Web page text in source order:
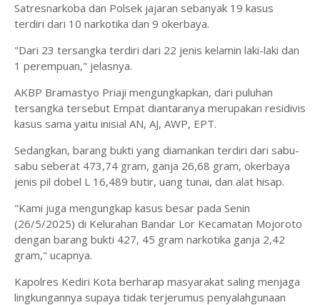
Satresnarkoba dan Polsek jajaran sebanyak 19 kasus
terdiri dari 10 narkotika dan 9 okerbaya.
"Dari 23 tersangka terdiri dari 22 jenis kelamin laki-laki dan
1 perempuan," jelasnya.
AKBP Bramastyo Priaji mengungkapkan, dari puluhan
tersangka tersebut Empat diantaranya merupakan residivis
kasus sama yaitu inisial AN, AJ, AWP, EPT.
Sedangkan, barang bukti yang diamankan terdiri dari sabu-
sabu seberat 473,74 gram, ganja 26,68 gram, okerbaya
jenis pil dobel L 16,489 butir, uang tunai, dan alat hisap.
"Kami juga mengungkap kasus besar pada Senin
(26/5/2025) di Kelurahan Bandar Lor Kecamatan Mojoroto
dengan barang bukti 427, 45 gram narkotika ganja 2,42
gram," ucapnya.
Kapolres Kediri Kota berharap masyarakat saling menjaga
lingkungannya supaya tidak terjerumus penyalahgunaan